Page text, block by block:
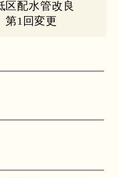
配水管改良
第1回変更